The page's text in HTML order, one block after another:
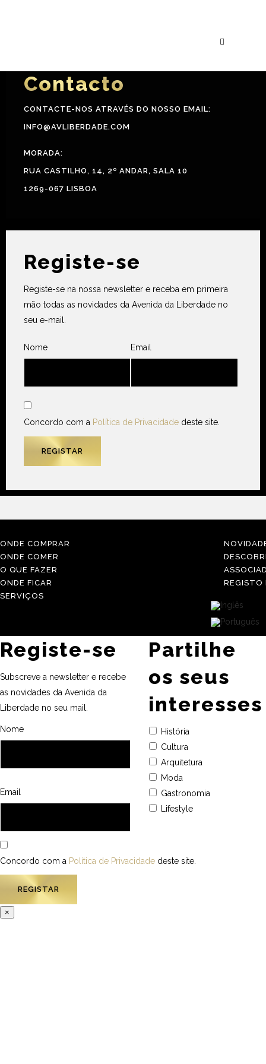
Contacto
CONTACTE-NOS ATRAVÉS DO NOSSO EMAIL:
INFO@AVLIBERDADE.COM
MORADA:
RUA CASTILHO, 14, 2º ANDAR, SALA 10
1269-067 LISBOA
Registe-se
Registe-se na nossa newsletter e receba em primeira
mão todas as novidades da Avenida da Liberdade no
seu e-mail.
Nome Email
Concordo com a Política de Privacidade deste site.
ONDE COMPRAR
ONDE COMER
O QUE FAZER
ONDE FICAR
SERVIÇOS
REGISTO
Registe-se
Subscreve a newsletter e recebe
as novidades da Avenida da
Liberdade no seu mail.
Nome
Email
Partilhe
os seus
interesses
História
Cultura
Arquitetura
Moda
Gastronomia
Lifestyle
Concordo com a Política de Privacidade deste site.
×